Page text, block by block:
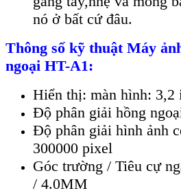
nó ở bất cứ đâu.
Thông số kỹ thuật Máy
ngoại HT-A1:
Hiển thị: màn hình: 3,2
Độ phân giải hồng
Độ phân giải hình ảnh c
300000 pixel
Góc trường / Tiêu cự
/ 4.0MM